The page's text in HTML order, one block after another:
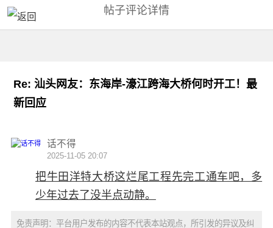
帖子评论详情
Re: 汕头网友：东海岸-濠江跨海大桥何时开工！最
新回应
话不得
2025-11-05 20:07
把牛田洋特大桥这烂尾工程先完工通车吧，多
少年过去了没半点动静。
免责声明：平台用户发布的内容不代表本站观点，所引发的异议及纠